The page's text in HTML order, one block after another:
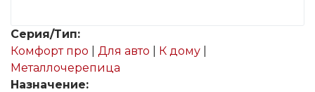
Серия/Тип:
Комфорт про
Для авто К дому
Металлочерепица
Назначение: